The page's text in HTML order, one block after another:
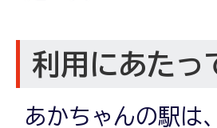
利用にあたっ
あかちゃんの駅は